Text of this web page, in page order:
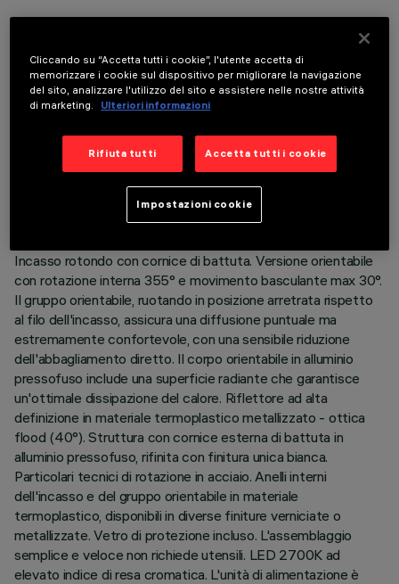
DATI TECNICI
Incasso rotondo con cornice di battuta. Versione orientabile
con rotazione interna 355° e movimento basculante max 30°.
Il gruppo orientabile, ruotando in posizione arretrata rispetto
al filo dell'incasso, assicura una diffusione puntuale ma
estremamente confortevole, con una sensibile riduzione
dell'abbagliamento diretto. Il corpo orientabile in alluminio
pressofuso include una superficie radiante che garantisce
un'ottimale dissipazione del calore. Riflettore ad alta
definizione in materiale termoplastico metallizzato - ottica
flood (40°). Struttura con cornice esterna di battuta in
alluminio pressofuso, rifinita con finitura unica bianca.
Particolari tecnici di rotazione in acciaio. Anelli interni
dell'incasso e del gruppo orientabile in materiale
termoplastico, disponibili in diverse finiture verniciate o
metallizzate. Vetro di protezione incluso. L'assemblaggio
semplice e veloce non richiede utensili. LED 2700K ad
elevato indice di resa cromatica. L'unità di alimentazione è
Cliccando su “Accetta tutti i cookie”, l'utente accetta di
memorizzare i cookie sul dispositivo per migliorare la navigazione
del sito, analizzare l'utilizzo del sito e assistere nelle nostre attività
di marketing.
Ulteriori informazioni
Rifiuta tutti Accetta tutti i cookie
Impostazioni cookie